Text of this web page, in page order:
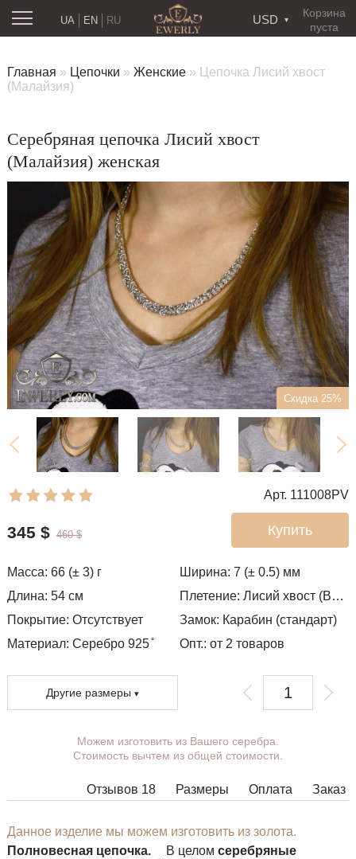
Корзина
пуста
USD
RU
UA EN
Главная » Цепочки » Женские »
Цепочка Лисий хвост
(Малайзия)
Серебряная цепочка Лисий хвост
(Малайзия) женская
Скидка 25%
Арт. 111008PV
Купить
345 $ 460 $
Масса: 66 (± 3) г Ширина:7 (± 0.5) мм
Длина: 54 см Плетение:Лисий хвост (Валькирия, Малайзия)
Покрытие: Отсутствует Замок: Карабин (стандарт)
Материал: Серебро 925 ̊
Опт.: от 2 товаров
Другие размеры
Вы можете выбрать покрытие,
массу, длину, ширину, замок.
комбинациями ширины, длины и
менеджеры свяжутся с Вами.
Можем изготовить из Вашего серебра.
Стоимость вычтем из общей стоимости.
Отзывов 18 Заказ
Оплата
Размеры
Данное изделие мы можем изготовить из золота.
Полновесная цепочка.
В целом серебряные